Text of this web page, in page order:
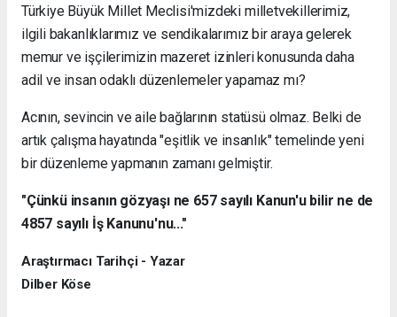
Türkiye Büyük Millet Meclisi'mizdeki milletvekillerimiz,
ilgili bakanlıklarımız ve sendikalarımız bir araya gelerek
memur ve işçilerimizin mazeret izinleri konusunda daha
adil ve insan odaklı düzenlemeler yapamaz mı?
Acının, sevincin ve aile bağlarının statüsü olmaz. Belki de
artık çalışma hayatında "eşitlik ve insanlık" temelinde yeni
bir düzenleme yapmanın zamanı gelmiştir.
"Çünkü insanın gözyaşı ne 657 sayılı Kanun'u bilir ne de
4857 sayılı İş Kanunu'nu..."
Araştırmacı Tarihçi - Yazar
Dilber Köse